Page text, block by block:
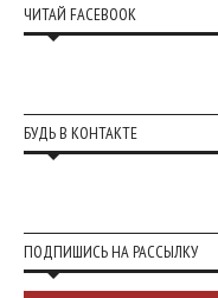
ЧИТАЙ FACEBOOK
БУДЬ В КОНТАКТЕ
ПОДПИШИСЬ НА РАССЫЛКУ